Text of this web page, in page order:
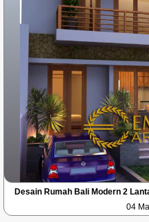
Desain Rumah Bali Modern 2
04